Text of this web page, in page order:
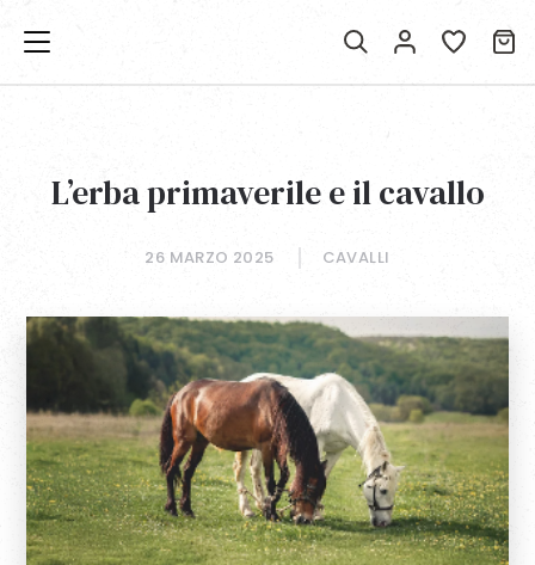
L’erba primaverile e il cavallo
26 MARZO 2025 CAVALLI